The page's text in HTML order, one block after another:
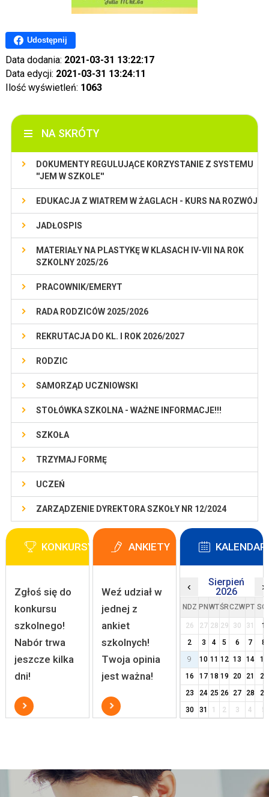
Udostępnij
Data dodania: 2021-03-31 13:22:17
Data edycji: 2021-03-31 13:24:11
Ilość wyświetleń: 1063
NA SKRÓTY
DOKUMENTY REGULUJĄCE KORZYSTANIE Z SYSTEMU
''JEM W SZKOLE''
EDUKACJA Z WIATREM W ŻAGLACH - KURS NA ROZWÓJ
JADŁOSPIS
MATERIAŁY NA PLASTYKĘ W KLASACH IV-VII NA ROK
SZKOLNY 2025/26
PRACOWNIK/EMERYT
RADA RODZICÓW 2025/2026
REKRUTACJA DO KL. I ROK 2026/2027
RODZIC
SAMORZĄD UCZNIOWSKI
STOŁÓWKA SZKOLNA - WAŻNE INFORMACJE!!!
SZKOŁA
TRZYMAJ FORMĘ
UCZEŃ
ZARZĄDZENIE DYREKTORA SZKOŁY NR 12/2024
KONKURSY
Zgłoś się do
konkursu
szkolnego!
Nabór trwa
jeszcze kilka
dni!
ANKIETY
Weź udział w
jednej z
ankiet
szkolnych!
Twoja opinia
jest ważna!
‹
Sierpień
2026
›
NDZ PN WTŚRCZW PT
26 27 28 29 30 31
1
2
3 4 5 6 7
8
9
10 11 12 13 14
15
16
17 18 19 20 21
22
23
24 25 26 27 28
29
30
31 1 2 3 4 5